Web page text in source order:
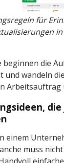
für
in
beginnen die
und wandeln
Arbeitsauftrag
die
einem
muss